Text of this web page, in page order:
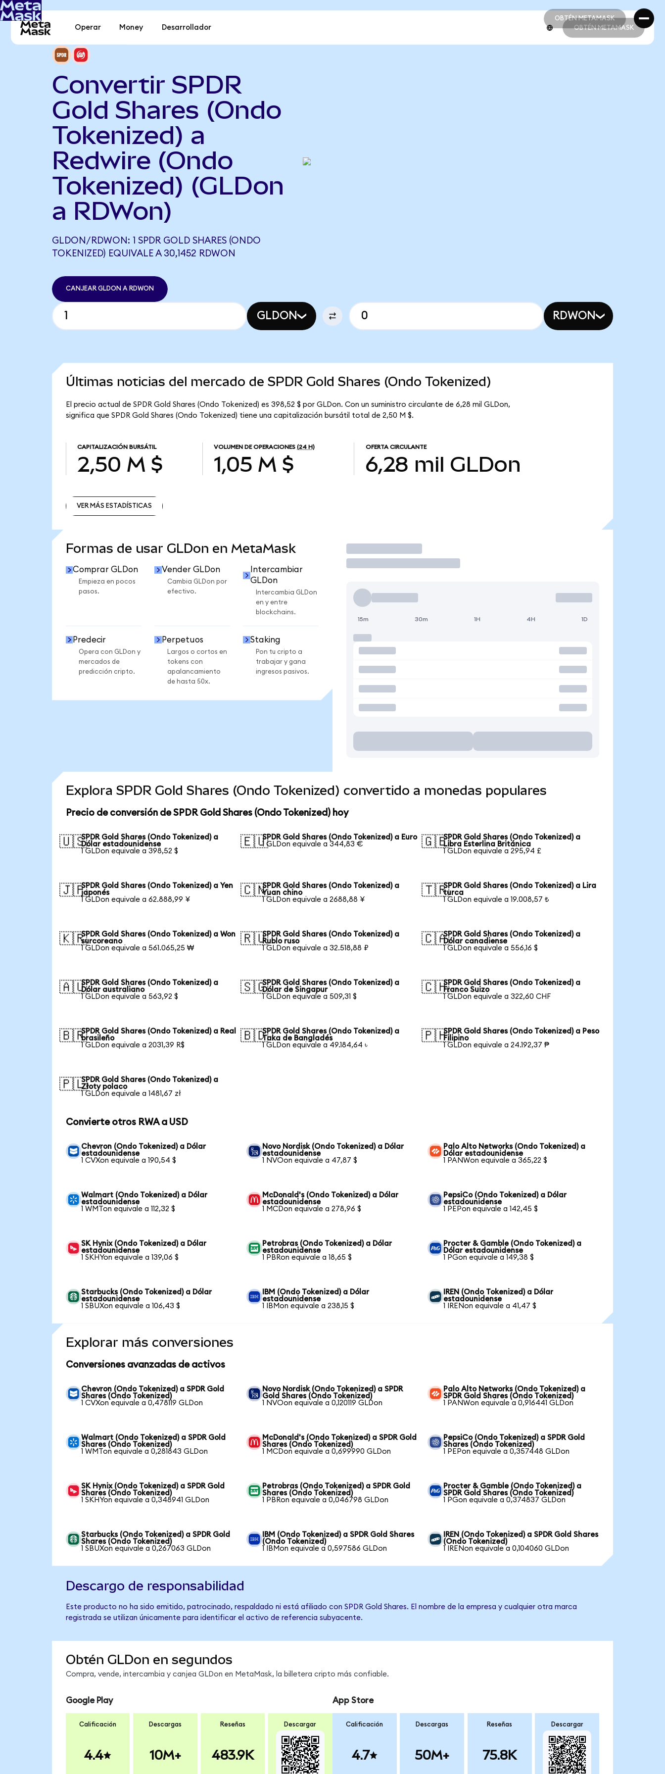
OBTÉN METAMASK
OBTÉN METAMASK
Operar Money Desarrollador OBTÉN METAMASK
Convertir SPDR
Gold Shares (Ondo
Tokenized) a
Redwire (Ondo
Tokenized) (GLDon
a RDWon)
GLDON/RDWON: 1 SPDR GOLD SHARES (ONDO
TOKENIZED) EQUIVALE A 30,1452 RDWON
CANJEAR GLDON A RDWON
GLDON RDWON
Últimas noticias del mercado de SPDR Gold Shares (Ondo Tokenized)
El precio actual de SPDR Gold Shares (Ondo Tokenized) es 398,52 $ por GLDon. Con un suministro circulante de 6,28 mil GLDon,
significa que SPDR Gold Shares (Ondo Tokenized) tiene una capitalización bursátil total de 2,50 M $.
CAPITALIZACIÓN BURSÁTIL
2,50 M $
VOLUMEN DE OPERACIONES (24 H)
1,05 M $
OFERTA CIRCULANTE
6,28 mil GLDon
VER MÁS ESTADÍSTICAS
Formas de usar GLDon en MetaMask
Comprar GLDon
Empieza en pocos
pasos.
Vender GLDon
Cambia GLDon por
efectivo.
Intercambiar
GLDon
Intercambia GLDon
en y entre
blockchains.
Predecir
Opera con GLDon y
mercados de
predicción cripto.
Perpetuos
Largos o cortos en
tokens con
apalancamiento
de hasta 50x.
Staking
Pon tu cripto a
trabajar y gana
ingresos pasivos.
Operar
15m 30m 1H 4H 1D
Explora SPDR Gold Shares (Ondo Tokenized) convertido a monedas populares
Precio de conversión de SPDR Gold Shares (Ondo Tokenized) hoy
🇺🇸SPDR Gold Shares (Ondo Tokenized) a
Dólar estadounidense
1 GLDon equivale a 398,52 $
🇪🇺SPDR Gold Shares (Ondo Tokenized) a Euro
1 GLDon equivale a 344,83 €
🇬🇧SPDR Gold Shares (Ondo Tokenized) a
Libra Esterlina Británica
1 GLDon equivale a 295,94 £
🇯🇵SPDR Gold Shares (Ondo Tokenized) a Yen
japonés
1 GLDon equivale a 62.888,99 ¥
🇨🇳SPDR Gold Shares (Ondo Tokenized) a
Yuan chino
1 GLDon equivale a 2688,88 ¥
🇹🇷SPDR Gold Shares (Ondo Tokenized) a Lira
turca
1 GLDon equivale a 19.008,57 ₺
🇰🇷SPDR Gold Shares (Ondo Tokenized) a Won
surcoreano
1 GLDon equivale a 561.065,25 ₩
🇷🇺SPDR Gold Shares (Ondo Tokenized) a
Rublo ruso
1 GLDon equivale a 32.518,88 ₽
🇨🇦SPDR Gold Shares (Ondo Tokenized) a
Dólar canadiense
1 GLDon equivale a 556,16 $
🇦🇺SPDR Gold Shares (Ondo Tokenized) a
Dólar australiano
1 GLDon equivale a 563,92 $
🇸🇬SPDR Gold Shares (Ondo Tokenized) a
Dólar de Singapur
1 GLDon equivale a 509,31 $
🇨🇭SPDR Gold Shares (Ondo Tokenized) a
Franco Suizo
1 GLDon equivale a 322,60 CHF
🇧🇷SPDR Gold Shares (Ondo Tokenized) a Real
brasileño
1 GLDon equivale a 2031,39 R$
🇧🇩SPDR Gold Shares (Ondo Tokenized) a
Taka de Bangladés
1 GLDon equivale a 49.184,64 ৳
🇵🇭SPDR Gold Shares (Ondo Tokenized) a Peso
Filipino
1 GLDon equivale a 24.192,37 ₱
🇵🇱SPDR Gold Shares (Ondo Tokenized) a
Złoty polaco
1 GLDon equivale a 1481,67 zł
Convierte otros RWA a USD
Chevron (Ondo Tokenized) a Dólar
estadounidense
1 CVXon equivale a 190,54 $
Novo Nordisk (Ondo Tokenized) a Dólar
estadounidense
1 NVOon equivale a 47,87 $
Palo Alto Networks (Ondo Tokenized) a
Dólar estadounidense
1 PANWon equivale a 365,22 $
Walmart (Ondo Tokenized) a Dólar
estadounidense
1 WMTon equivale a 112,32 $
McDonald's (Ondo Tokenized) a Dólar
estadounidense
1 MCDon equivale a 278,96 $
PepsiCo (Ondo Tokenized) a Dólar
estadounidense
1 PEPon equivale a 142,45 $
SK Hynix (Ondo Tokenized) a Dólar
estadounidense
1 SKHYon equivale a 139,06 $
Petrobras (Ondo Tokenized) a Dólar
estadounidense
1 PBRon equivale a 18,65 $
Procter & Gamble (Ondo Tokenized) a
Dólar estadounidense
1 PGon equivale a 149,38 $
Starbucks (Ondo Tokenized) a Dólar
estadounidense
1 SBUXon equivale a 106,43 $
IBM (Ondo Tokenized) a Dólar
estadounidense
1 IBMon equivale a 238,15 $
IREN (Ondo Tokenized) a Dólar
estadounidense
1 IRENon equivale a 41,47 $
Explorar más conversiones
Conversiones avanzadas de activos
Chevron (Ondo Tokenized) a SPDR Gold
Shares (Ondo Tokenized)
1 CVXon equivale a 0,478119 GLDon
Novo Nordisk (Ondo Tokenized) a SPDR
Gold Shares (Ondo Tokenized)
1 NVOon equivale a 0,120119 GLDon
Palo Alto Networks (Ondo Tokenized) a
SPDR Gold Shares (Ondo Tokenized)
1 PANWon equivale a 0,916441 GLDon
Walmart (Ondo Tokenized) a SPDR Gold
Shares (Ondo Tokenized)
1 WMTon equivale a 0,281843 GLDon
McDonald's (Ondo Tokenized) a SPDR Gold
Shares (Ondo Tokenized)
1 MCDon equivale a 0,699990 GLDon
PepsiCo (Ondo Tokenized) a SPDR Gold
Shares (Ondo Tokenized)
1 PEPon equivale a 0,357448 GLDon
SK Hynix (Ondo Tokenized) a SPDR Gold
Shares (Ondo Tokenized)
1 SKHYon equivale a 0,348941 GLDon
Petrobras (Ondo Tokenized) a SPDR Gold
Shares (Ondo Tokenized)
1 PBRon equivale a 0,046798 GLDon
Procter & Gamble (Ondo Tokenized) a
SPDR Gold Shares (Ondo Tokenized)
1 PGon equivale a 0,374837 GLDon
Starbucks (Ondo Tokenized) a SPDR Gold
Shares (Ondo Tokenized)
1 SBUXon equivale a 0,267063 GLDon
IBM (Ondo Tokenized) a SPDR Gold Shares
(Ondo Tokenized)
1 IBMon equivale a 0,597586 GLDon
IREN (Ondo Tokenized) a SPDR Gold Shares
(Ondo Tokenized)
1 IRENon equivale a 0,104060 GLDon
Descargo de responsabilidad
Este producto no ha sido emitido, patrocinado, respaldado ni está afiliado con SPDR Gold Shares. El nombre de la empresa y cualquier otra marca
registrada se utilizan únicamente para identificar el activo de referencia subyacente.
Obtén GLDon en segundos
Compra, vende, intercambia y canjea GLDon en MetaMask, la billetera cripto más confiable.
Google Play
Calificación
4.4
Descargas
10M+
Reseñas
483.9K
Descargar
App Store
Calificación
4.7
Descargas
50M+
Reseñas
75.8K
Descargar